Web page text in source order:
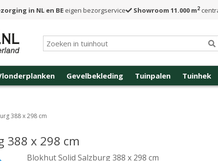
in NL en BE eigen bezorgservice Showroom 11.000 m2
Gevelbekleding Tuinpalen Tuinhek
388 x 298 cm
388 x 298 cm
Blokhut Solid Salzburg 388 x 298 cm